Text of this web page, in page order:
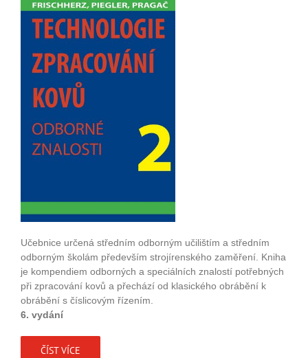
Učebnice určená středním odborným učilištím a středním
odborným školám především strojírenského zaměření. Kniha
je kompendiem odborných a speciálních znalostí potřebných
při zpracování kovů a přechází od klasického obrábění k
obrábění s číslicovým řízením.
6. vydání
ČÍST VÍCE